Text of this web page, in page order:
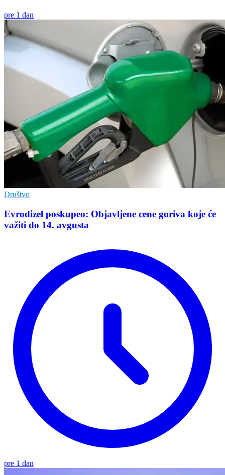
pre 1 dan
Društvo
Evrodizel poskupeo: Objavljene cene goriva koje će
važiti do 14. avgusta
pre 1 dan